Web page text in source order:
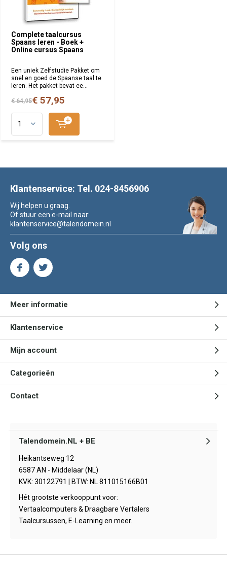
Complete taalcursus
Spaans leren - Boek +
Online cursus Spaans
Een uniek Zelfstudie Pakket om
snel en goed de Spaanse taal te
leren. Het pakket bevat ee...
€ 64,95€ 57,95
Klantenservice: Tel. 024-8456906
Wij helpen u graag.
Of stuur een e-mail naar:
klantenservice@talendomein.nl
Volg ons
Meer informatie
Klantenservice
Mijn account
Categorieën
Contact
Talendomein.NL + BE
Heikantseweg 12
6587 AN - Middelaar (NL)
KVK: 30122791 | BTW: NL 811015166B01
Hét grootste verkooppunt voor:
Vertaalcomputers & Draagbare Vertalers
Taalcursussen, E-Learning en meer.